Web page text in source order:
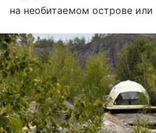
на необитаемом острове